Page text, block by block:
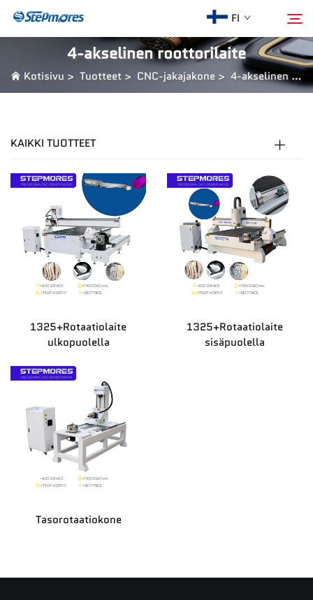
FI
Kotisivu
Tuotteet
Osta
Video
Uutiset
Ota yhteyttä
4-akselinen roottorilaite
Kotisivu > Tuotteet > CNC-jakajakone > 4-akselinen roottorilaite
KAIKKI TUOTTEET
1325+Rotaatiolaite
ulkopuolella
1325+Rotaatiolaite
sisäpuolella
Tasorotaatiokone